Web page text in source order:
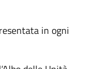
in ogni